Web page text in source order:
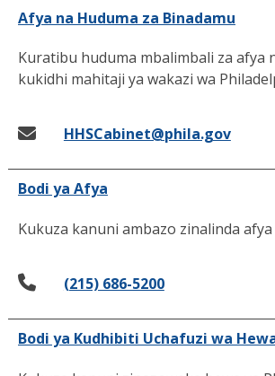
Afya na Huduma za Binadamu
Kuratibu huduma mbalimbali za afya
kukidhi mahitaji ya wakazi wa
HHSCabinet@phila.gov
Bodi ya Afya
Kukuza kanuni ambazo zinalinda
(215) 686-5200
Bodi ya Kudhibiti Uchafuzi wa